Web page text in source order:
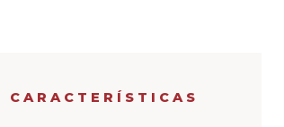
CARACTERÍSTICAS